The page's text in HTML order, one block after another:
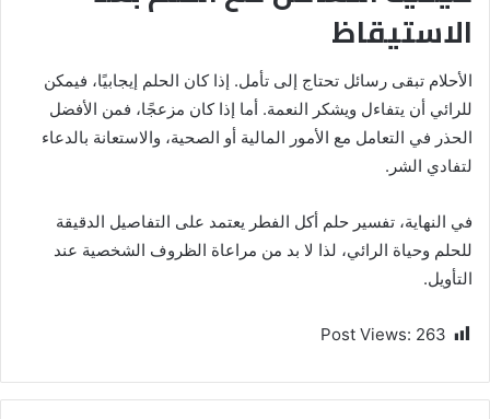
الاستيقاظ
الأحلام تبقى رسائل تحتاج إلى تأمل. إذا كان الحلم إيجابيًا، فيمكن
للرائي أن يتفاءل ويشكر النعمة. أما إذا كان مزعجًا، فمن الأفضل
الحذر في التعامل مع الأمور المالية أو الصحية، والاستعانة بالدعاء
لتفادي الشر.
في النهاية، تفسير حلم أكل الفطر يعتمد على التفاصيل الدقيقة
للحلم وحياة الرائي، لذا لا بد من مراعاة الظروف الشخصية عند
التأويل.
Post Views: 263